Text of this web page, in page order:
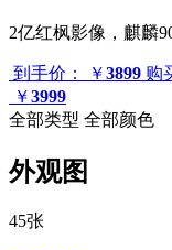
2亿红枫影像，麒麟
到手价： ￥3899 购
￥3999
全部类型 全部颜色
外观图
45张